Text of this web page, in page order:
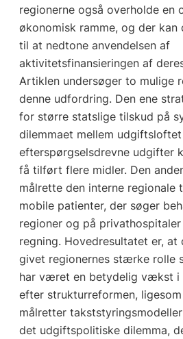
regionerne også overholde en
økonomisk ramme, og der
til at nedtone anvendelsen af
aktivitetsfinansieringen af
Artiklen undersøger to mulige
denne udfordring. Den ene
for større statslige tilskud på
dilemmaet mellem
efterspørgselsdrevne udgifter
få tilført flere midler. Den
målrette den interne regionale
mobile patienter, der søger
regioner og på
regning. Hovedresultatet er,
givet regionernes stærke rolle
har været en betydelig vækst i
efter strukturreformen,
målretter
det udgiftspolitiske dilemma,